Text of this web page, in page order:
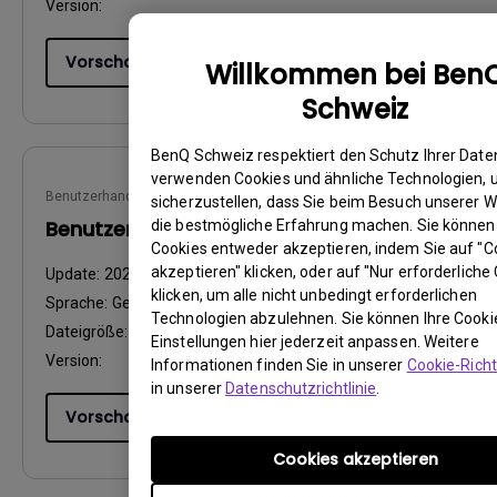
Willkommen bei
Schweiz
BenQ Schweiz respektiert den Schutz Ihrer
verwenden Cookies und ähnliche Technologien,
sicherzustellen, dass Sie beim Besuch unserer
die bestmögliche Erfahrung machen. Sie
Cookies entweder akzeptieren, indem Sie auf
akzeptieren" klicken, oder auf "Nur erforderliche
klicken, um alle nicht unbedingt erforderlichen
Technologien abzulehnen. Sie können Ihre
Einstellungen hier jederzeit anpassen. Weitere
Informationen finden Sie in unserer Cookie-
in unserer Datenschutzrichtlinie
Cookies akzeptieren
Version:
Vorschau
Benutzerhandbuch
Benutzerhandbuch
Update: 2020/06/03
Sprache: German
Dateigröße:
13.09 MB
Version:
Vorschau